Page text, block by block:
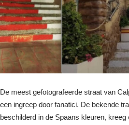
De meest gefotografeerde straat van
een ingreep door fanatici. De bekende
beschilderd in de Spaans kleuren,